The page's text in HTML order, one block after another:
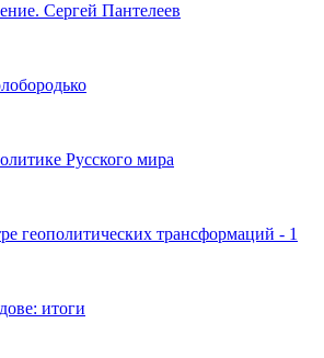
Сергей Пантелеев
Русского мира
геополитических трансформаций - 1
итоги